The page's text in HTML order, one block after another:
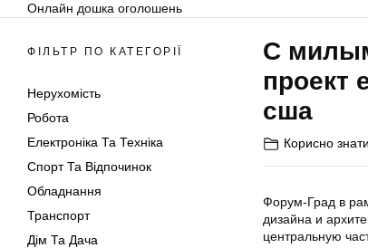
Онлайн дошка оголошень
ФІЛЬТР ПО КАТЕГОРІЇ
Нерухомість
Робота
Електроніка Та Техніка
Спорт Та Відпочинок
Обладнання
Транспорт
Дім Та Дача
С
проект
сша
Корисно знати
Форум-Град в
дизайна и
центральную